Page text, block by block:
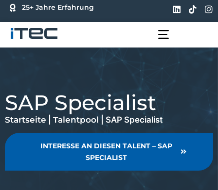
25+ Jahre Erfahrung
SAP Specialist
Startseite Talentpool | SAP Specialist
INTERESSE AN DIESEN TALENT – SAP
SPECIALIST